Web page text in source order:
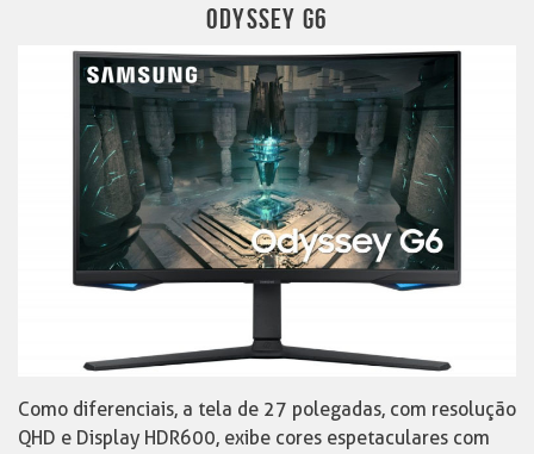
ODYSSEY G6
Como diferenciais, a tela de 27 polegadas, com resolução
QHD e Display HDR600, exibe cores espetaculares com